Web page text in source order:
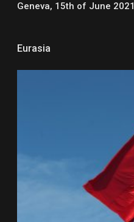
Geneva, 15th of June 2021
Eurasia